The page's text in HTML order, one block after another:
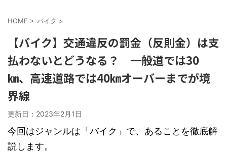
HOME > バイク >
【バイク】交通違反の罰金（反則金）は支
払わないとどうなる？ 一般道では30
㎞、高速道路では40㎞オーバーまでが境
界線
更新日： 2023年2月1日
今回はジャンルは「バイク」で、あることを徹底解
説します。